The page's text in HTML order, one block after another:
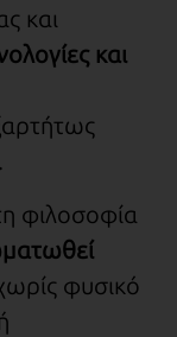
και
και
φιλοσοφία
φυσικό